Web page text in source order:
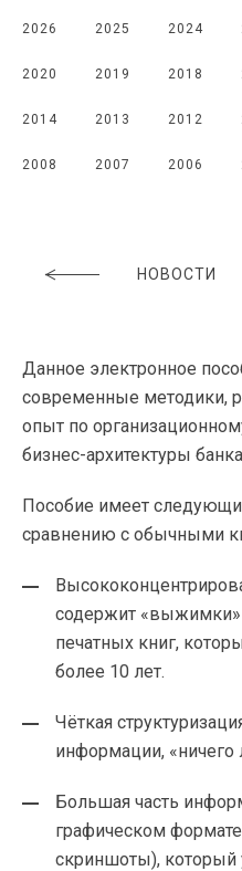
2026 2025 2024
2020 2019 2018
2014 2013 2012
2008 2007 2006
НОВОСТИ
Данное электронное
современные методики,
опыт по
бизнес-архитектуры
Пособие имеет
сравнению с обычными
содержит «выжимки»
печатных книг,
более 10 лет.
Чёткая
информации, «ничего
Большая часть
графическом
скриншоты), который